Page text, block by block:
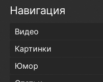
Навигация
Видео
Картинки
Юмор